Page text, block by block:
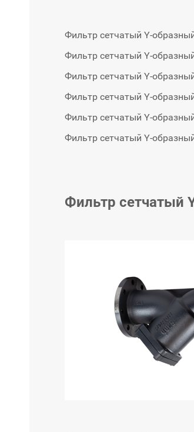
Фильтр сетчатый Y-
Фильтр сетчатый Y-
Фильтр сетчатый Y-
Фильтр сетчатый Y-
Фильтр сетчатый Y-
Фильтр сетчатый Y-
Фильтр сетчатый